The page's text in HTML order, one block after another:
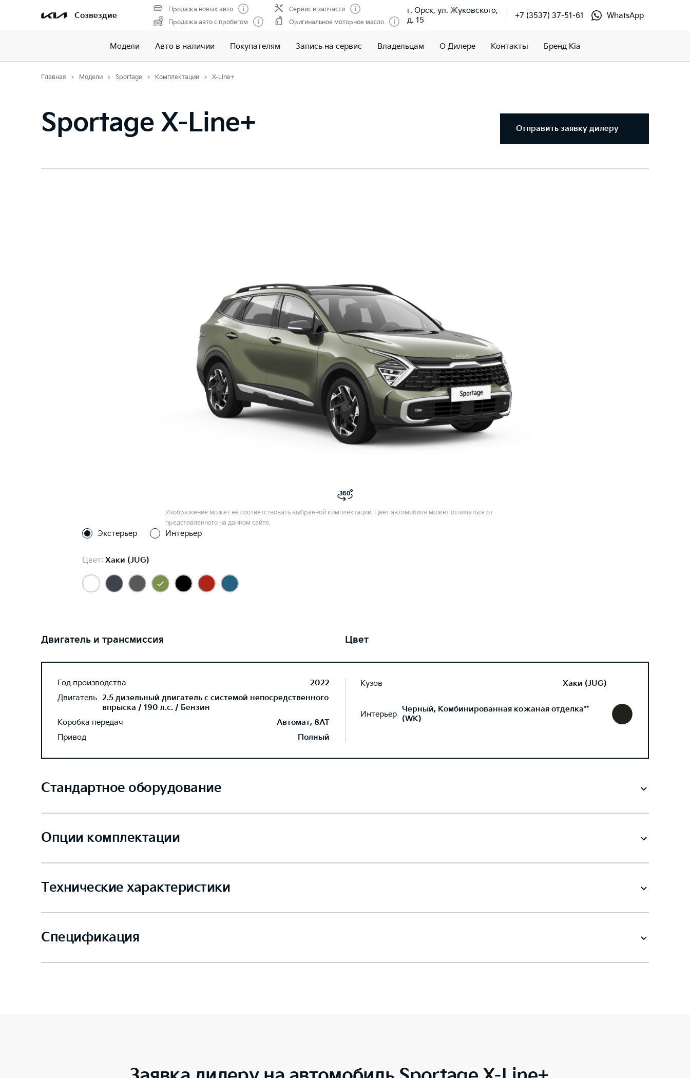
Созвездие
Продажа новых авто
Продажа авто с пробегом
Сервис и запчасти
Оригинальное моторное масло
г. Орск, ул. Жуковского,
д. 15
+7 (3537) 37-51-61 WhatsApp
Модели Авто в наличии Покупателям Запись на сервис Владельцам О Дилере Контакты Бренд Kia
Главная Модели Sportage Комплектации X-Line+
Sportage X-Line+ Отправить заявку дилеру
Изображение может не соответствовать выбранной комплектации. Цвет автомобиля может отличаться от
представленного на данном сайте.
Экстерьер Интерьер
Цвет: Хаки (JUG)
Двигатель и трансмиссия
Год производства
2022
Двигатель 2.5 дизельный двигатель с системой непосредственного
впрыска / 190 л.с. / Бензин
Коробка передач
Автомат, 8AT
Привод
Полный
Цвет
Кузов Хаки (JUG)
Интерьер Черный, Комбинированная кожаная отделка**
(WK)
Стандартное оборудование
Опции комплектации
Технические характеристики
Спецификация